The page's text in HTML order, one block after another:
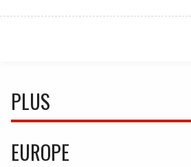
PLUS
EUROPE